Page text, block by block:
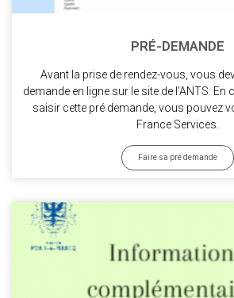
PRÉ-DEMANDE
Avant la prise de rendez-vous, vous
demande en ligne sur le site de l’ANTS.
saisir cette pré demande, vous pouvez
France Services.
Faire sa pré demande